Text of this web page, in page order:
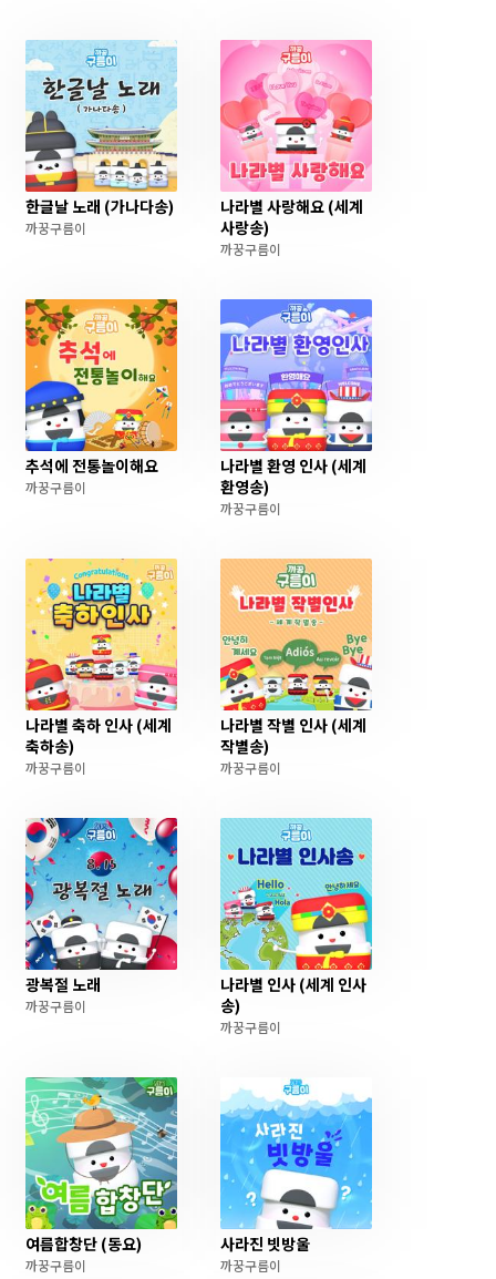
한글날 노래 (가나다송)
까꿍구름이
나라별 사랑해요 (세계
사랑송)
까꿍구름이
추석에 전통놀이해요
까꿍구름이
나라별 환영 인사 (세계
환영송)
까꿍구름이
나라별 축하 인사 (세계
축하송)
까꿍구름이
나라별 작별 인사 (세계
작별송)
까꿍구름이
광복절 노래
까꿍구름이
나라별 인사 (세계 인사
송)
까꿍구름이
여름합창단 (동요)
까꿍구름이
사라진 빗방울
까꿍구름이